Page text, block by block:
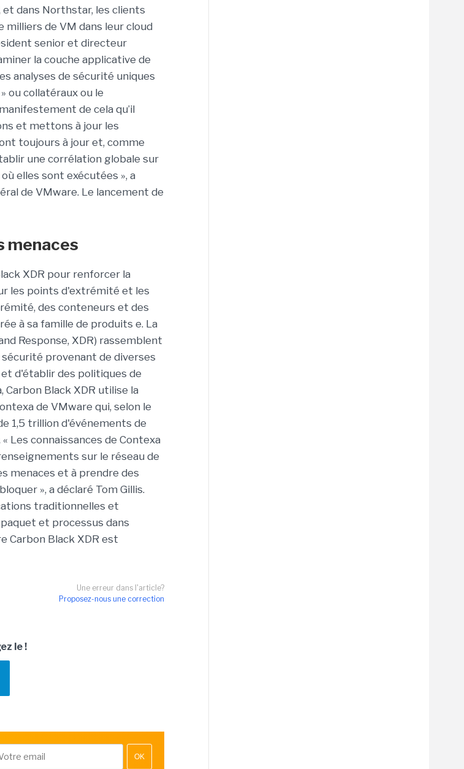
dans Northstar, les clients
milliers de VM dans leur cloud
senior et directeur
la couche applicative de
analyses de sécurité uniques
ou collatéraux ou le
de cela qu’il
et mettons à jour les
toujours à jour et, comme
une corrélation globale sur
elles sont exécutées », a
de VMware. Le lancement de
menaces
XDR pour renforcer la
les points d'extrémité et les
des conteneurs et des
à sa famille de produits e. La
Response, XDR) rassemblent
provenant de diverses
d'établir des politiques de
Black XDR utilise la
de VMware qui, selon le
1,5 trillion d'événements de
Les connaissances de Contexa
sur le réseau de
menaces et à prendre des
», a déclaré Tom Gillis.
traditionnelles et
et processus dans
Carbon Black XDR est
Une erreur dans l'article?
Proposez-nous une correction
le !
OK